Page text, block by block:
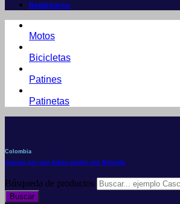
Registrarse
Motos
Bicicletas
Patines
Patinetas
Colombia
Conoce por qué debes vender con Mercleta
Búsqueda de productos
Buscar